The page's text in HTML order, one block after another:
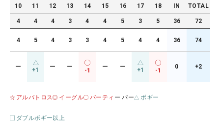
10 11 12 13 14 15 16 17 18 IN TOTAL
4 4 4 3 4 4 5 3 5 36 72
4 5 4 3 3 4 5 4 4 36 74
ー +1 ー ー
-1
ー ー +1 -1
0 +2
アルバトロス イーグル バーティ ー パー ボギー
ダブルボギー以上